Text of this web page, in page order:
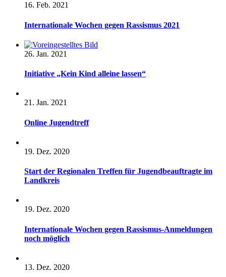
16. Feb. 2021
Internationale Wochen gegen Rassismus 2021
26. Jan. 2021
Initiative „Kein Kind alleine lassen“
21. Jan. 2021
Online Jugendtreff
19. Dez. 2020
Start der Regionalen Treffen für Jugendbeauftragte im
Landkreis
19. Dez. 2020
Internationale Wochen gegen Rassismus-Anmeldungen
noch möglich
13. Dez. 2020